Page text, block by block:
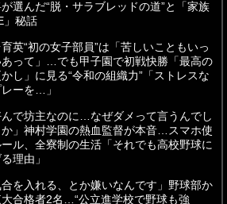
選んだ“脱・サラブレッドの道”と「家族
」秘話
英“初の女子部員”は「苦しいこともいっ
って」…でも甲子園で初戦快勝「最高の
し」に見る“令和の組織力”「ストレスな
レーを…」
んで坊主なのに…なぜダメって言うんでし
か」神村学園の熱血監督が本音…スマホ使
ール、全寮制の生活「それでも高校野球に
理由」
合を入れる、とか嫌いなんです」野球部か
大合格者2名…“公立進学校で野球も強